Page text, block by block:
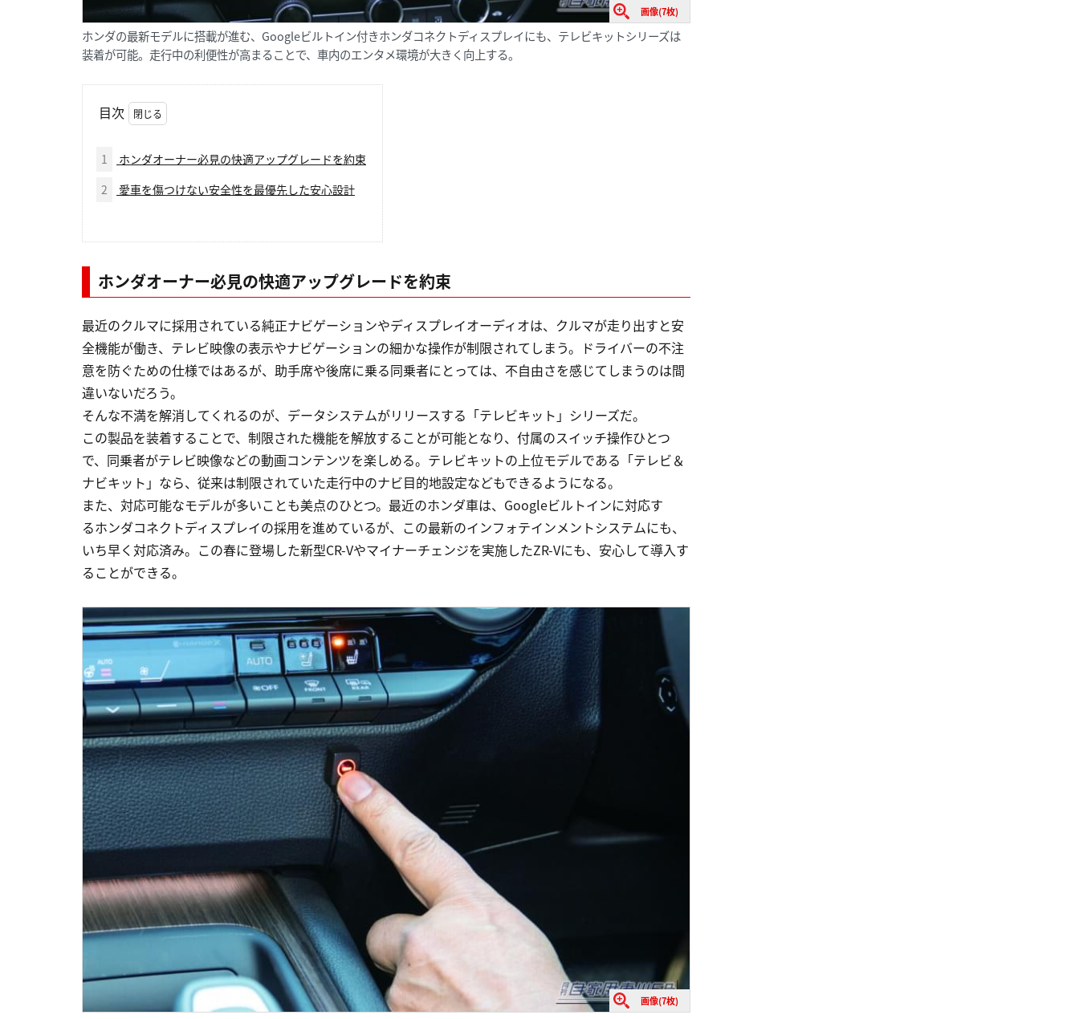
画像(7枚)
ホンダの最新モデルに搭載が進む、Googleビルトイン付きホンダコネクトディスプレイにも、テレビキットシリーズは
装着が可能。走行中の利便性が高まることで、車内のエンタメ環境が大きく向上する。
目次
1
ホンダオーナー必見の快適アップグレードを約束
2
愛車を傷つけない安全性を最優先した安心設計
ホンダオーナー必見の快適アップグレードを約束
最近のクルマに採用されている純正ナビゲーションやディスプレイオーディオは、クルマが走り出すと安
全機能が働き、テレビ映像の表示やナビゲーションの細かな操作が制限されてしまう。ドライバーの不注
意を防ぐための仕様ではあるが、助手席や後席に乗る同乗者にとっては、不自由さを感じてしまうのは間
違いないだろう。
そんな不満を解消してくれるのが、データシステムがリリースする「テレビキット」シリーズだ。
この製品を装着することで、制限された機能を解放することが可能となり、付属のスイッチ操作ひとつ
で、同乗者がテレビ映像などの動画コンテンツを楽しめる。テレビキットの上位モデルである「テレビ＆
ナビキット」なら、従来は制限されていた走行中のナビ目的地設定などもできるようになる。
また、対応可能なモデルが多いことも美点のひとつ。最近のホンダ車は、Googleビルトインに対応す
るホンダコネクトディスプレイの採用を進めているが、この最新のインフォテインメントシステムにも、
いち早く対応済み。この春に登場した新型CR-Vやマイナーチェンジを実施したZR-Vにも、安心して導入す
ることができる。
画像(7枚)